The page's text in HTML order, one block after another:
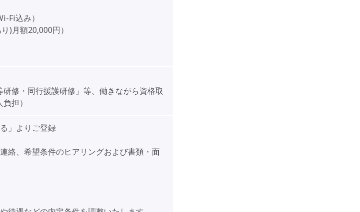
Fi込み）
)月額20,000円）
修・同行援護研修」等、働きながら資格取
担）
」よりご登録
絡、希望条件のヒアリングおよび書類・面